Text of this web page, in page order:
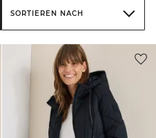
SORTIEREN NACH